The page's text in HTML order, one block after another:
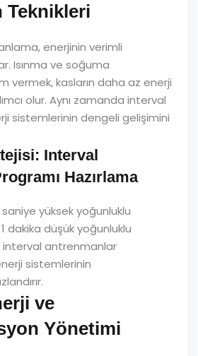
Teknikleri
enerjinin verimli
Isınma ve soğuma
vermek, kasların daha az enerji
olur. Aynı zamanda interval
sistemlerinin dengeli gelişimini
Interval
Hazırlama
yüksek yoğunluklu
dakika düşük yoğunluklu
antrenmanlar
sistemlerinin
ve
Yönetimi